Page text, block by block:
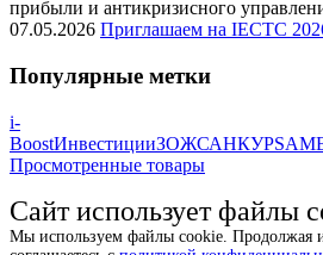
прибыли и антикризисного
07.05.2026 Приглашаем на IECTC
Популярные метки
i-
BoostИнвестицииЗОЖСАНКУРSAM
Просмотренные товары
Сайт использует файлы
Мы используем файлы cookie. Продолжая